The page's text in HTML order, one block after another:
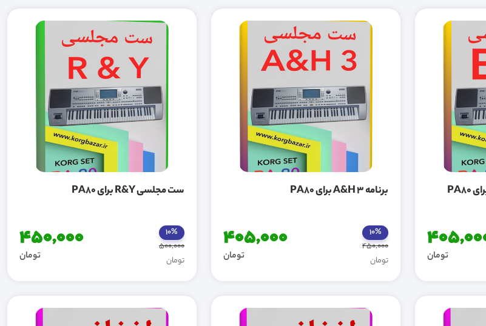
تومان
برنامه A&H 3 برای PA80
10%
450,000
تومان
405,000
تومان
ست مجلسی R&Y برای PA80
10%
500,000
تومان
450,000
تومان